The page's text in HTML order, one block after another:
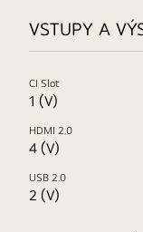
VSTUPY A
CI Slot
1 (V)
HDMI 2.0
4 (V)
USB 2.0
2 (V)